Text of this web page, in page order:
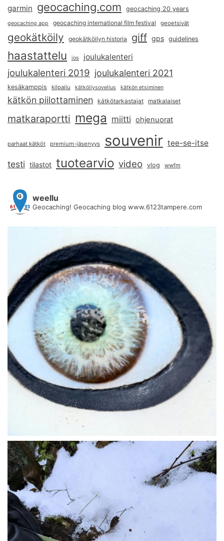
garmin geocaching.com geocaching 20 years
geocaching app geocaching international film festival geoetsivät
geokätköily geokätköilyn historia giff gps guidelines
haastattelu ios joulukalenteri
joulukalenteri 2019 joulukalenteri 2021
kesäkamppis kilpailu kätköilysovellus kätkön etsiminen
kätkön piilottaminen kätkötarkastajat matkalaiset
matkaraportti mega miitti ohjenuorat
parhaat kätköt premium-jäsenyys souvenir tee-se-itse
testi tilastot tuotearvio video vlog wwfm
weellu
Geocaching! Geocaching blog www.6123tampere.com